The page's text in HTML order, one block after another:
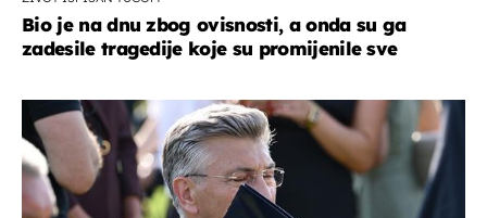
Bio je na dnu zbog ovisnosti, a onda su ga
zadesile tragedije koje su promijenile sve